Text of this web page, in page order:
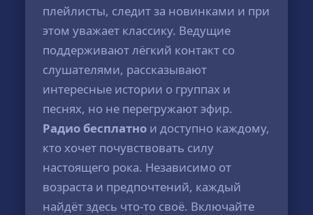
плейлисты, следит за новинками и при
этом уважает классику. Ведущие
поддерживают лёгкий контакт со
слушателями, рассказывают
интересные истории о группах и
песнях, но не перегружают эфир.
Радио бесплатно и доступно каждому,
кто хочет почувствовать силу
настоящего рока. Независимо от
возраста и предпочтений, каждый
найдёт здесь что-то своё. Включайте